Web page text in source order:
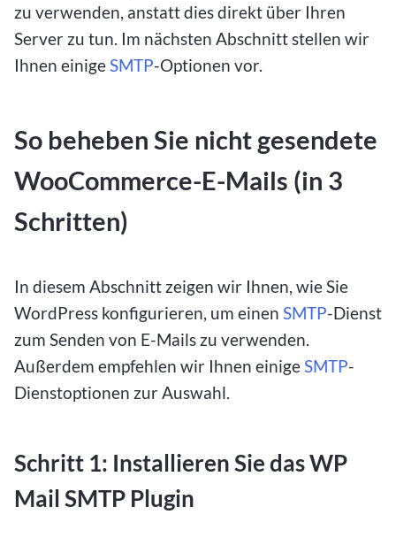
zu verwenden, anstatt dies direkt über Ihren
Server zu tun. Im nächsten Abschnitt stellen wir
Ihnen einigeSMTP-Optionen vor.
So beheben Sie nicht gesendete
WooCommerce-E-Mails (in 3
Schritten)
In diesem Abschnitt zeigen wir Ihnen, wie Sie
WordPress konfigurieren, um einen SMTP-Dienst
zum Senden von E-Mails zu verwenden.
Außerdem empfehlen wir Ihnen einigeSMTP-
Dienstoptionen zur Auswahl.
Schritt 1: Installieren Sie das WP
Mail SMTP Plugin